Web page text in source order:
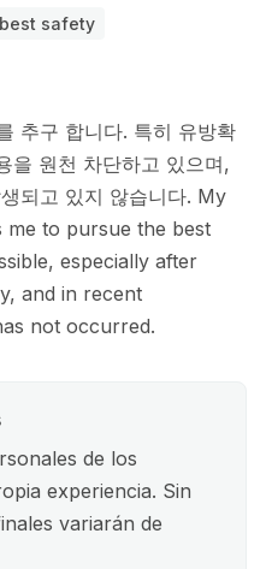
safety
추구 합니다. 특히 유방확
을 원천 차단하고 있으며,
되고 있지 않습니다. My
me to pursue the best
especially after
and in recent
not occurred.
de los
experiencia. Sin
variarán de